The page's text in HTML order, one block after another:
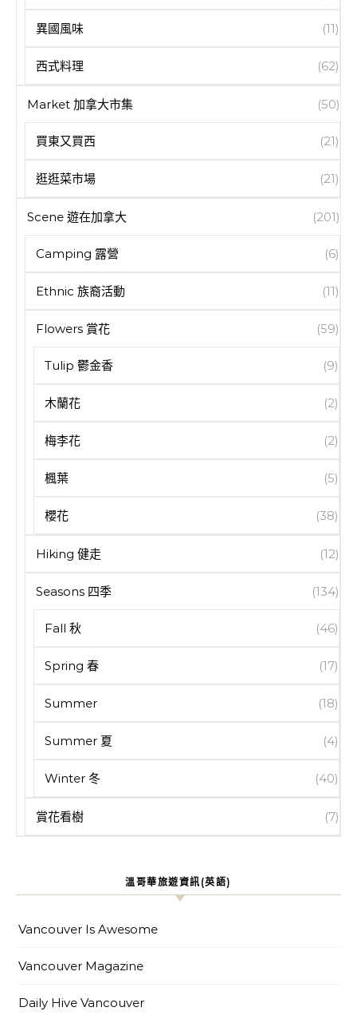
異國風味 (11)
西式料理 (62)
Market 加拿大市集 (50)
買東又買西 (21)
逛逛菜市場 (21)
Scene 遊在加拿大 (201)
Camping 露營 (6)
Ethnic 族裔活動 (11)
Flowers 賞花 (59)
Tulip 鬱金香 (9)
木蘭花 (2)
梅李花 (2)
楓葉 (5)
櫻花 (38)
Hiking 健走 (12)
Seasons 四季 (134)
Fall 秋 (46)
Spring 春 (17)
Summer (18)
Summer 夏 (4)
Winter 冬 (40)
賞花看樹 (7)
溫哥華旅遊資訊(英語)
Vancouver Is Awesome
Vancouver Magazine
Daily Hive Vancouver